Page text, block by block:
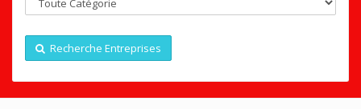
Recherche Entreprises